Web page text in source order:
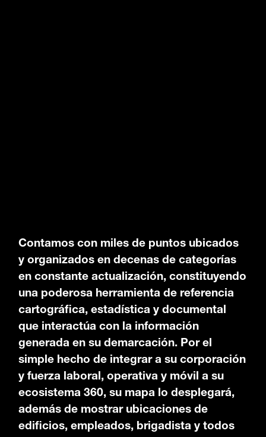
Contamos con miles de puntos ubicados
y organizados en decenas de categorías
en constante actualización, constituyendo
una poderosa herramienta de referencia
cartográfica, estadística y documental
que interactúa con la información
generada en su demarcación. Por el
simple hecho de integrar a su corporación
y fuerza laboral, operativa y móvil a su
ecosistema 360, su mapa lo desplegará,
además de mostrar ubicaciones de
edificios, empleados, brigadista y todos